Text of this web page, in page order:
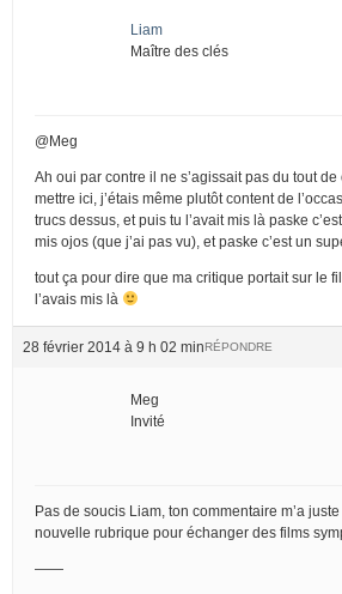
Liam
Maître des clés
@Meg
Ah oui par contre il ne s’agissait pas du tout
mettre ici, j’étais même plutôt content de
trucs dessus, et puis tu l’avait mis là paske
mis ojos (que j’ai pas vu), et paske c’est un
tout ça pour dire que ma critique portait sur le
l’avais mis là
28 février 2014 à 9 h 02 minRÉPONDRE
Meg
Invité
Pas de soucis Liam, ton commentaire m’a
nouvelle rubrique pour échanger des films
——